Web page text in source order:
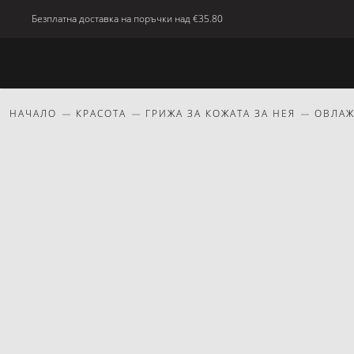
Безплатна доставка на поръчки над€35.80
НАЧАЛО КРАСОТА ГРИЖА ЗА КОЖАТА ЗА НЕЯ